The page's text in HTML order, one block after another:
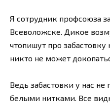
Я сотрудник профсоюза
Всеволожске. Дикое
чтопишут про
никто не может
Ведь забастовки у нас
белыми нитками. Все